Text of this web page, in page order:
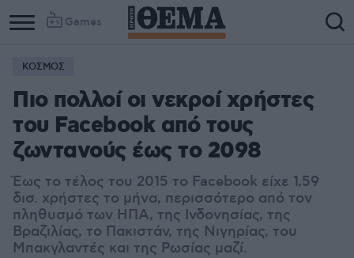
Games
ΚΟΣΜΟΣ
Πιο πολλοί οι νεκροί χρήστες
του Facebook από τους
ζωντανούς έως το 2098
Έως το τέλος του 2015 το Facebook είχε 1,59
δισ. χρήστες το μήνα, περισσότερο από τον
πληθυσμό των ΗΠΑ, της Ινδονησίας, της
Βραζιλίας, το Πακιστάν, της Νιγηρίας, του
Μπακγλαντές και της Ρωσίας μαζί.